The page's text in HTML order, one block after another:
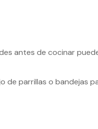
antes de cocinar
de parrillas o bandejas